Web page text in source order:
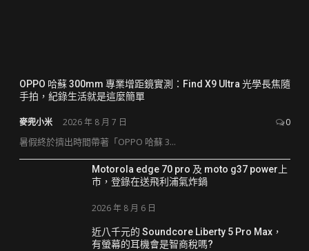
OPPO 哈蘇 300mm 專業增距鏡實測：Find X9 Ultra 光學長焦隨
手拍，紀錄生活就是這麼簡單
麥兜小米 2026 年 8 月 7 日 0
暑假終於擠出時間帶著「OPPO 哈蘇 3...
Motorola edge 70 pro 及 moto g37 power上
市，登錄在送飛利浦氣炸鍋
2026 年 8 月 6 日
近八千元的 Soundcore Liberty 5 Pro Max，
有螢幕的耳機會是智商稅嗎?